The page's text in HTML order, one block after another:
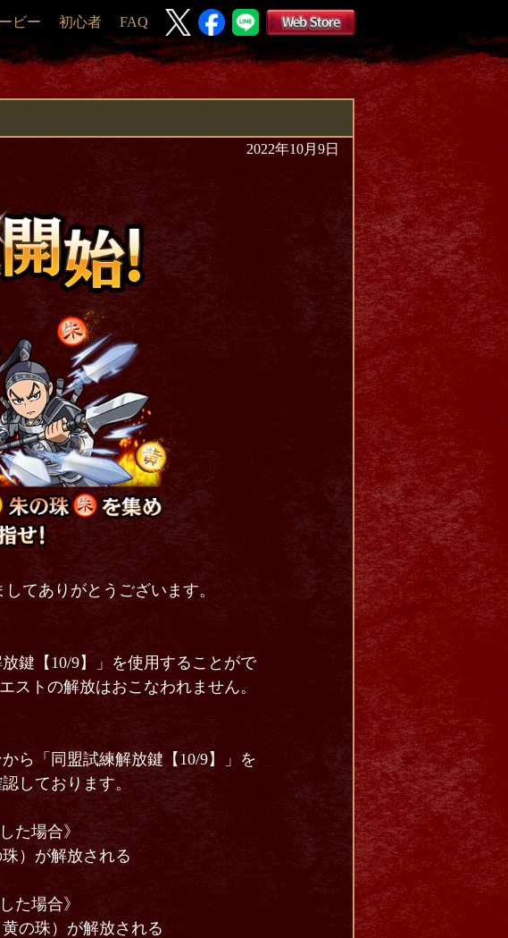
ビー 初心者 FAQ
2022年10月9日
てありがとうございます。
鍵【10/9】」を使用することがで
ストの解放はおこなわれません。
ら「同盟試練解放鍵【10/9】」を
しております。
た場合》
）が解放される
た場合》
の珠）が解放される